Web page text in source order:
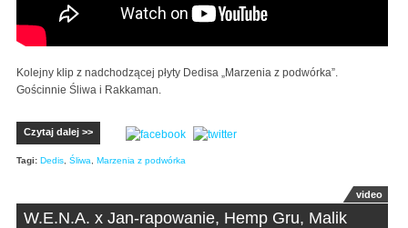
Kolejny klip z nadchodzącej płyty Dedisa „Marzenia z podwórka”.
Gościnnie Śliwa i Rakkaman.
Czytaj dalej >>
Tagi: Dedis Śliwa Marzenia z podwórka
video
W.E.N.A. x Jan-rapowanie, Hemp Gru, Malik